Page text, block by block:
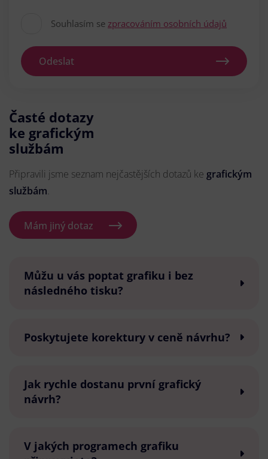
Souhlasím se zpracováním osobních údajů
Odeslat
Časté dotazy
ke grafickým
službám
Připravili jsme seznam nejčastějších dotazů ke grafickým
službám.
Mám jiný dotaz
Můžu u vás poptat grafiku i bez
následného tisku?
Poskytujete korektury v ceně návrhu?
Jak rychle dostanu první grafický
návrh?
V jakých programech grafiku